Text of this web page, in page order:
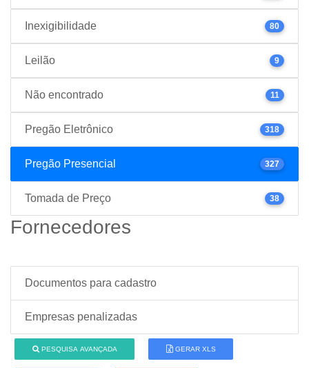
Inexigibilidade 80
Leilão 9
Não encontrado 11
Pregão Eletrônico 318
Pregão Presencial 327
Tomada de Preço 38
Fornecedores
Documentos para cadastro
Empresas penalizadas
PESQUISA AVANÇADA GERAR XLS